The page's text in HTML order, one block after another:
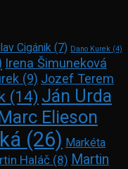
Cigánik (7) Dano Kurek (4)
Irena Šimuneková
(9) Jozef Terem
(14) Ján Urda
Elie­son
(26) Markéta
Haláč (8) Martin